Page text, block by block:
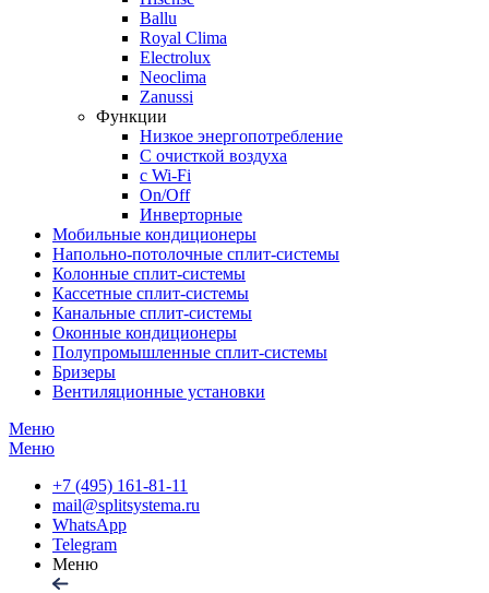
Ballu
Royal Clima
Electrolux
Neoclima
Zanussi
Функции
Низкое энергопотребление
С очисткой воздуха
с Wi-Fi
On/Off
Инверторные
Мобильные кондиционеры
Напольно-потолоч​ные ​сплит-системы
Колонные ​​сплит-системы
Кассетные сплит-системы
Канальные сплит-системы
Оконные кондиционеры
Полупромышленные сплит-системы
Бризеры
Вентиляционные установки
Меню
Меню
+7 (495) 161-81-11
mail@splitsystema.ru
WhatsApp
Telegram
Меню